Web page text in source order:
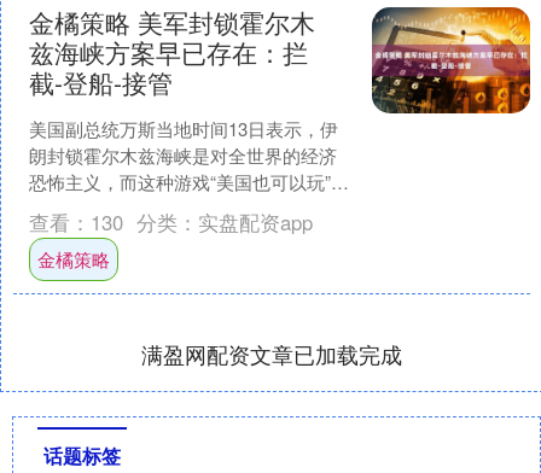
金橘策略 美军封锁霍尔木
兹海峡方案早已存在：拦
截-登船-接管
美国副总统万斯当地时间13日表示，伊
朗封锁霍尔木兹海峡是对全世界的经济
恐怖主义，而这种游戏“美国也可以玩”，
如果伊朗要搞经济恐怖主义，美国也会
遵守这一规则，任何....
查看： 130 分类： 实盘配资app
金橘策略
满盈网配资文章已加载完成
话题标签